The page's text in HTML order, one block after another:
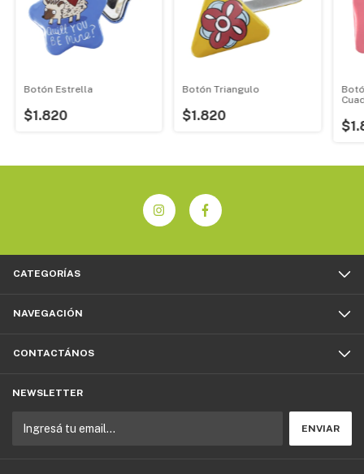
Botón Estrella
$1.820
Botón Triangulo
$1.820
CATEGORÍAS
NAVEGACIÓN
CONTACTÁNOS
NEWSLETTER